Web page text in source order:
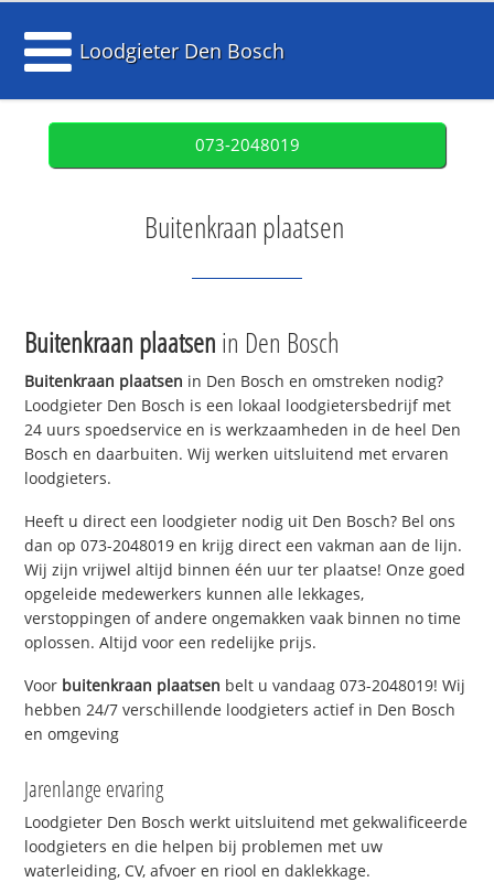
Loodgieter Den Bosch
073-2048019
Buitenkraan plaatsen
Buitenkraan plaatsen in Den Bosch
Buitenkraan plaatsen in Den Bosch en omstreken nodig?
Loodgieter Den Bosch is een lokaal loodgietersbedrijf met
24 uurs spoedservice en is werkzaamheden in de heel Den
Bosch en daarbuiten. Wij werken uitsluitend met ervaren
loodgieters.
Heeft u direct een loodgieter nodig uit Den Bosch? Bel ons
dan op 073-2048019 en krijg direct een vakman aan de lijn.
Wij zijn vrijwel altijd binnen één uur ter plaatse! Onze goed
opgeleide medewerkers kunnen alle lekkages,
verstoppingen of andere ongemakken vaak binnen no time
oplossen. Altijd voor een redelijke prijs.
Voor buitenkraan plaatsen belt u vandaag 073-2048019! Wij
hebben 24/7 verschillende loodgieters actief in Den Bosch
en omgeving
Jarenlange ervaring
Loodgieter Den Bosch werkt uitsluitend met gekwalificeerde
loodgieters en die helpen bij problemen met uw
waterleiding, CV, afvoer en riool en daklekkage.